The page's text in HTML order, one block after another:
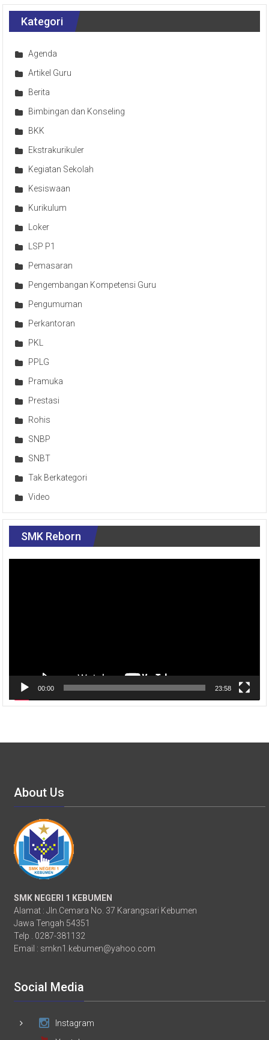
Kategori
Agenda
Artikel Guru
Berita
Bimbingan dan Konseling
BKK
Ekstrakurikuler
Kegiatan Sekolah
Kesiswaan
Kurikulum
Loker
LSP P1
Pemasaran
Pengembangan Kompetensi Guru
Pengumuman
Perkantoran
PKL
PPLG
Pramuka
Prestasi
Rohis
SNBP
SNBT
Tak Berkategori
Video
SMK Reborn
00:00 23:58
About Us
SMK NEGERI 1 KEBUMEN
Alamat : Jln.Cemara No. 37 Karangsari Kebumen
Jawa Tengah 54351
Telp . 0287-381132
Email : smkn1.kebumen@yahoo.com
Social Media
Instagram